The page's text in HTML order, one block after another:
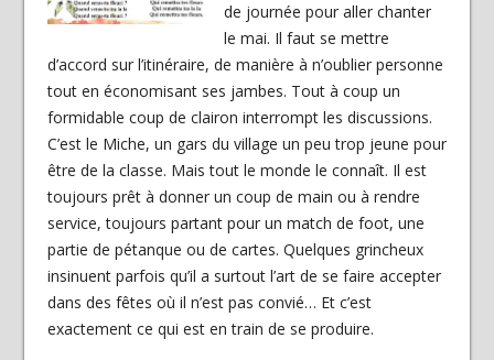
de journée pour aller chanter
le mai. Il faut se mettre
d’accord sur l’itinéraire, de manière à n’oublier personne
tout en économisant ses jambes. Tout à coup un
formidable coup de clairon interrompt les discussions.
C’est le Miche, un gars du village un peu trop jeune pour
être de la classe. Mais tout le monde le connaît. Il est
toujours prêt à donner un coup de main ou à rendre
service, toujours partant pour un match de foot, une
partie de pétanque ou de cartes. Quelques grincheux
insinuent parfois qu’il a surtout l’art de se faire accepter
dans des fêtes où il n’est pas convié… Et c’est
exactement ce qui est en train de se produire.